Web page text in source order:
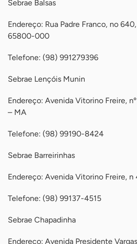
Sebrae Balsas
Endereço: Rua Padre Franco, no
65800-000
Telefone: (98) 991279396
Sebrae Lençóis Munin
Endereço: Avenida Vitorino Freire,
– MA
Telefone: (98) 99190-8424
Sebrae Barreirinhas
Endereço: Avenida Vitorino Freire,
Telefone: (98) 99137-4515
Sebrae Chapadinha
Endereço: Avenida Presidente